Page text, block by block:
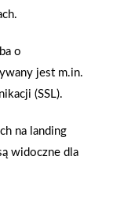
dniu pełnym
wręcz
jeśli w
o
jest m.in.
(SSL).
na landing
widoczne dla